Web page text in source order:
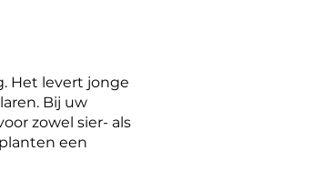
Het levert jonge
Bij uw
zowel sier- als
een